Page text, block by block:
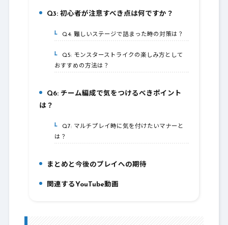
6.Q3: 初心者が注意すべき点は何ですか？
6-1.Q4: 難しいステージで詰まった時の対策は？
6-2.Q5: モンスターストライクの楽しみ方として
おすすめの方法は？
Q6: チーム編成で気をつけるべきポイント
は？
7-1.Q7: マルチプレイ時に気を付けたいマナーと
は？
まとめと今後のプレイへの期待
9.関連するYouTube動画